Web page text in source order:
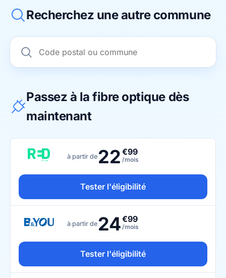
Recherchez une autre commune
Passez à la fibre optique dès
maintenant
à partir de 22 €99
/mois
Tester l'éligibilité
à partir de 24€99
/mois
Tester l'éligibilité